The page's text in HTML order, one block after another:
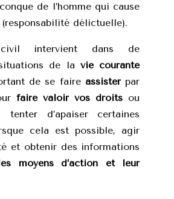
de l’homme qui cause
délictuelle).
intervient dans de
de la vie courante
de se faire assisterpar
faire valoir vos droits ou
tenter d’apaiser certaines
cela est possible, agir
et obtenir des informations
moyens d’action et leur